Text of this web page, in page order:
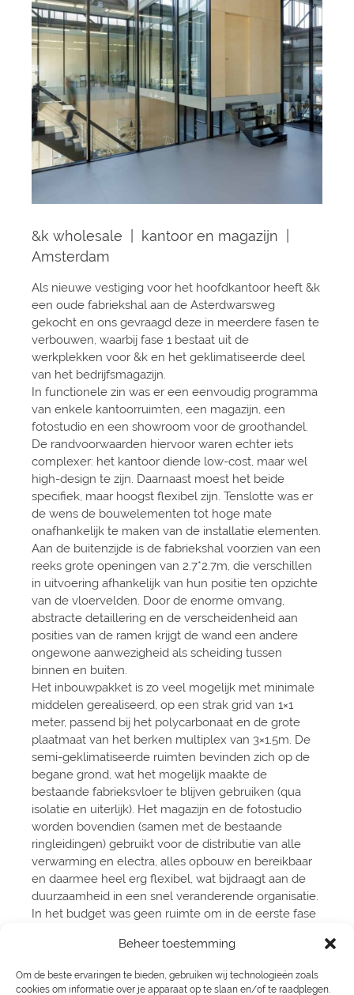
Beheer toestemming
Om de beste ervaringen te bieden, gebruiken wij technologieën zoals
cookies om informatie over je apparaat op te slaan en/of te raadplegen.
&k wholesale | kantoor en magazijn |
Amsterdam
Als nieuwe vestiging voor het hoofdkantoor heeft &k
een oude fabriekshal aan de Asterdwarsweg
gekocht en ons gevraagd deze in meerdere fasen te
verbouwen, waarbij fase 1 bestaat uit de
werkplekken voor &k en het geklimatiseerde deel
van het bedrijfsmagazijn.
In functionele zin was er een eenvoudig programma
van enkele kantoorruimten, een magazijn, een
fotostudio en een showroom voor de groothandel.
De randvoorwaarden hiervoor waren echter iets
complexer: het kantoor diende low-cost, maar wel
high-design te zijn. Daarnaast moest het beide
specifiek, maar hoogst flexibel zijn. Tenslotte was er
de wens de bouwelementen tot hoge mate
onafhankelijk te maken van de installatie elementen.
Aan de buitenzijde is de fabriekshal voorzien van een
reeks grote openingen van 2.7*2.7m, die verschillen
in uitvoering afhankelijk van hun positie ten opzichte
van de vloervelden. Door de enorme omvang,
abstracte detaillering en de verscheidenheid aan
posities van de ramen krijgt de wand een andere
ongewone aanwezigheid als scheiding tussen
binnen en buiten.
Het inbouwpakket is zo veel mogelijk met minimale
middelen gerealiseerd, op een strak grid van 1×1
meter, passend bij het polycarbonaat en de grote
plaatmaat van het berken multiplex van 3×1.5m. De
semi-geklimatiseerde ruimten bevinden zich op de
begane grond, wat het mogelijk maakte de
bestaande fabrieksvloer te blijven gebruiken (qua
isolatie en uiterlijk). Het magazijn en de fotostudio
worden bovendien (samen met de bestaande
ringleidingen) gebruikt voor de distributie van alle
verwarming en electra, alles opbouw en bereikbaar
en daarmee heel erg flexibel, wat bijdraagt aan de
duurzaamheid in een snel veranderende organisatie.
In het budget was geen ruimte om in de eerste fase
gevel geïsoleerd. Er is bij het inbouwpakker voor een
insteekvloer, waardoor er zo min mogelijk sloopafval